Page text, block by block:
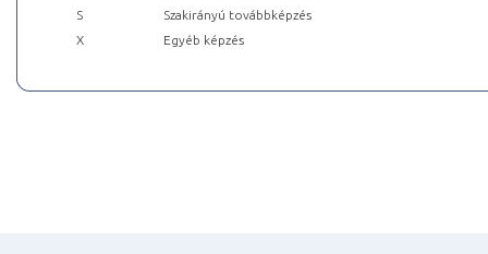
S
Szakirányú továbbképzés
X
Egyéb képzés